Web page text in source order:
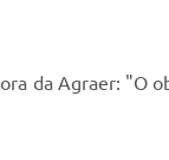
da Agraer: "O